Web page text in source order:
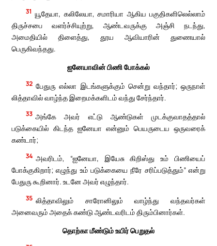
31 யூதேயா, கலிலேயா, சமாரியா ஆகிய பகுதிகளிலெல்லாம்
திருச்சபை வளர்ச்சியுற்று, ஆண்டவருக்கு அஞ்சி நடந்து,
அமைதியில் திளைத்து, தூய ஆவியாரின் துணையால்
பெருகிவந்தது.
ஐனேயாவின் பிணி போக்கல்
32 பேதுரு எல்லா இடங்களுக்கும் சென்று வந்தார்; ஒருநாள்
லித்தாவில் வாழ்ந்த இறைமக்களிடம் வந்து சேர்ந்தார்.
33 அங்கே அவர் எட்டு ஆண்டுகள் முடக்குவாதத்தால்
படுக்கையில் கிடந்த ஐனேயா என்னும் பெயருடைய ஒருவரைக்
கண்டார்;
34 அவரிடம், “ஐனேயா, இயேசு கிறிஸ்து உம் பிணியைப்
போக்குகிறார்; எழுந்து உம் படுக்கையை நீரே சரிப்படுத்தும்” என்று
பேதுரு கூறினார். உடனே அவர் எழுந்தார்.
35 லித்தாவிலும் சாரோனிலும் வாழ்ந்து வந்தவர்கள்
அனைவரும் அதைக் கண்டு ஆண்டவரிடம் திரும்பினார்கள்.
தொற்கா மீண்டும் உயிர் பெறுதல்